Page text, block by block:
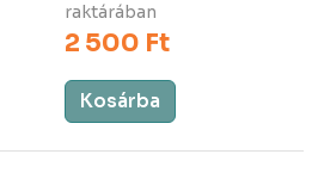
raktárában
2 500 Ft
Kosárba